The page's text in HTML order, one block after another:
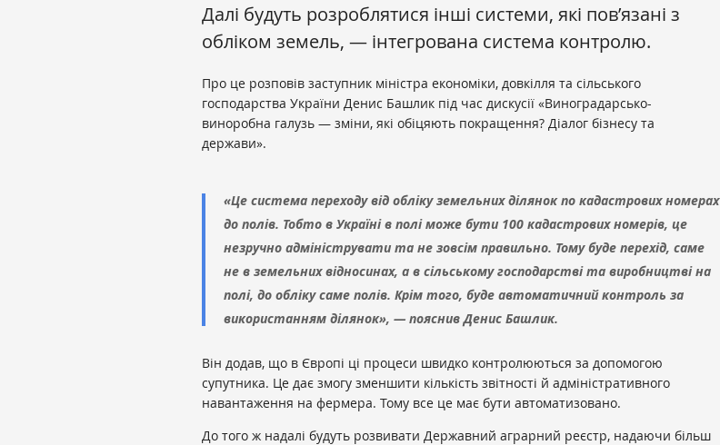
Далі будуть розроблятися інші системи, які пов’язані з
обліком земель, — інтегрована система контролю.
Про це розповів заступник міністра економіки, довкілля та сільського
господарства України Денис Башлик під час дискусії «Виноградарсько-
виноробна галузь — зміни, які обіцяють покращення? Діалог бізнесу та
держави».
«Це система переходу від обліку земельних ділянок по кадастрових номерах
до полів. Тобто в Україні в полі може бути 100 кадастрових номерів, це
незручно адмініструвати та не зовсім правильно. Тому буде перехід, саме
не в земельних відносинах, а в сільському господарстві та виробництві на
полі, до обліку саме полів. Крім того, буде автоматичний контроль за
використанням ділянок», — пояснив Денис Башлик.
Він додав, що в Європі ці процеси швидко контролюються за допомогою
супутника. Це дає змогу зменшити кількість звітності й адміністративного
навантаження на фермера. Тому все це має бути автоматизовано.
До того ж надалі будуть розвивати Державний аграрний реєстр, надаючи більш